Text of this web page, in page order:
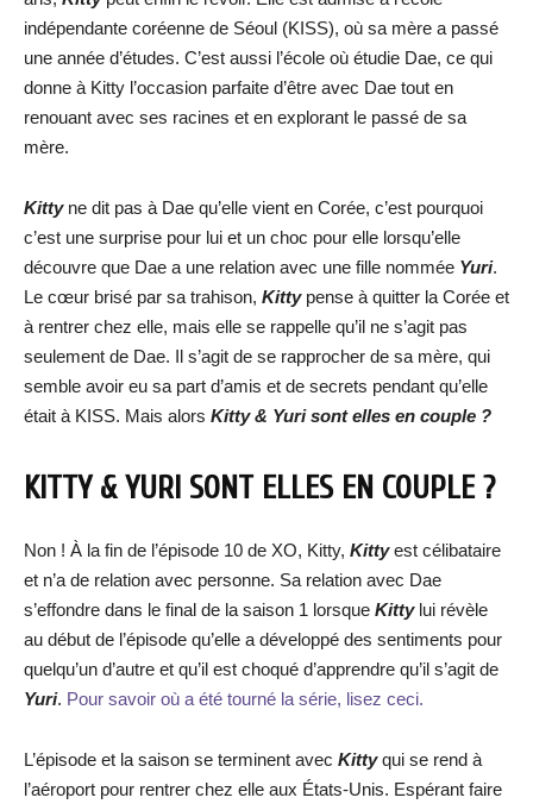
indépendante coréenne de Séoul (KISS), où sa mère a passé
une année d’études. C’est aussi l’école où étudie Dae, ce qui
donne à Kitty l’occasion parfaite d’être avec Dae tout en
renouant avec ses racines et en explorant le passé de sa
mère.
Kitty ne dit pas à Dae qu’elle vient en Corée, c’est pourquoi
c’est une surprise pour lui et un choc pour elle lorsqu’elle
découvre que Dae a une relation avec une fille nommée Yuri.
Le cœur brisé par sa trahison, Kitty pense à quitter la Corée et
à rentrer chez elle, mais elle se rappelle qu’il ne s’agit pas
seulement de Dae. Il s’agit de se rapprocher de sa mère, qui
semble avoir eu sa part d’amis et de secrets pendant qu’elle
était à KISS. Mais alors Kitty & Yuri sont elles en couple ?
KITTY & YURI SONT ELLES EN COUPLE ?
Non ! À la fin de l’épisode 10 de XO, Kitty, Kittyest célibataire
et n’a de relation avec personne. Sa relation avec Dae
s’effondre dans le final de la saison 1 lorsque Kitty lui révèle
au début de l’épisode qu’elle a développé des sentiments pour
quelqu’un d’autre et qu’il est choqué d’apprendre qu’il s’agit de
Yuri. Pour savoir où a été tourné la série, lisez ceci.
L’épisode et la saison se terminent avec Kittyqui se rend à
l’aéroport pour rentrer chez elle aux États-Unis. Espérant faire